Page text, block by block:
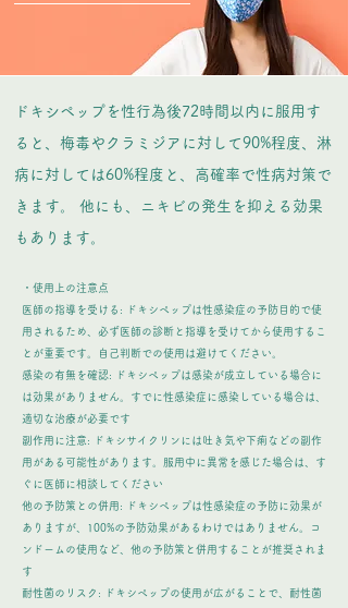
​ドキシペップを性行為後72時間以内に服用す
ると、梅毒やクラミジアに対して90%程度、淋
病に対しては60%程度と、高確率で性病対策で
きます。 他にも、ニキビの発生を抑える効果
もあります。
・使用上の注意点
医師の指導を受ける: ドキシペップは性感染症の予防目的で使
用されるため、必ず医師の診断と指導を受けてから使用するこ
とが重要です。自己判断での使用は避けてください。
感染の有無を確認: ドキシペップは感染が成立している場合に
は効果がありません。すでに性感染症に感染している場合は、
適切な治療が必要です
副作用に注意: ドキシサイクリンには吐き気や下痢などの副作
用がある可能性があります。服用中に異常を感じた場合は、す
ぐに医師に相談してください
他の予防策との併用: ドキシペップは性感染症の予防に効果が
ありますが、100%の予防効果があるわけではありません。コ
ンドームの使用など、他の予防策と併用することが推奨されま
す
耐性菌のリスク: ドキシペップの使用が広がることで、耐性菌